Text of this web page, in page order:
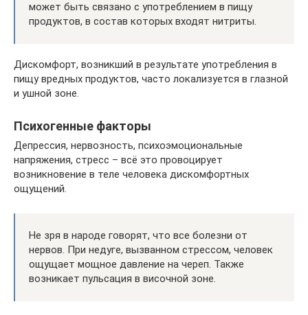
может быть связано с употреблением в пищу
продуктов, в состав которых входят нитриты.
Дискомфорт, возникший в результате употребления в
пищу вредных продуктов, часто локализуется в глазной
и ушной зоне.
Психогенные факторы
Депрессия, нервозность, психоэмоциональные
напряжения, стресс – всё это провоцирует
возникновение в теле человека дискомфортных
ощущений.
Не зря в народе говорят, что все болезни от
нервов. При недуге, вызванном стрессом, человек
ощущает мощное давление на череп. Также
возникает пульсация в височной зоне.